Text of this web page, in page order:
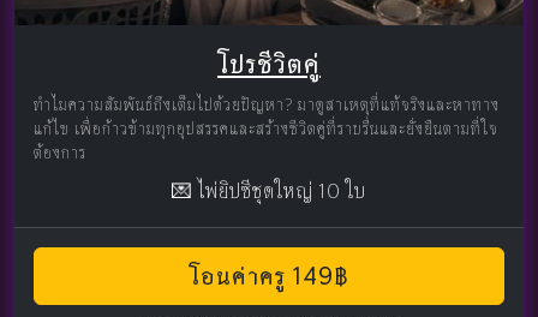
โปรชีวิตคู่
ทำไมความสัมพันธ์ถึงเต็มไปด้วยปัญหา? มาดูสาเหตุที่แท้จริงและหาทาง
แก้ไข เพื่อก้าวข้ามทุกอุปสรรคและสร้างชีวิตคู่ที่ราบรื่นและยั่งยืนตามที่ใจ
ต้องการ
💌 ไพ่ยิปซีชุดใหญ่ 10 ใบ
โอนค่าครู 149฿